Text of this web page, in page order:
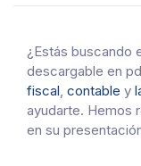
¿Estás buscando
descargable en
fiscal, contable y
ayudarte. Hemos
en su